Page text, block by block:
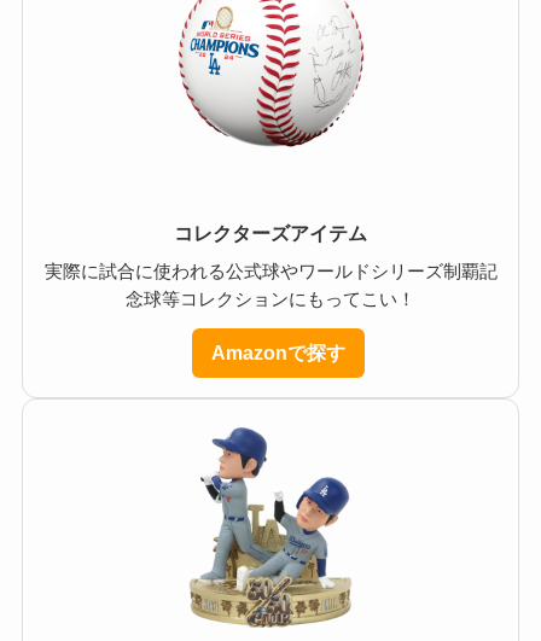
コレクターズアイテム
実際に試合に使われる公式球やワールドシリーズ制覇記
念球等コレクションにもってこい！
Amazonで探す